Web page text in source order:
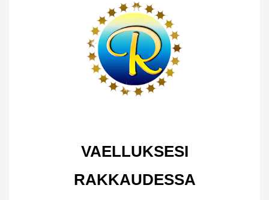
VAELLUKSESI
RAKKAUDESSA